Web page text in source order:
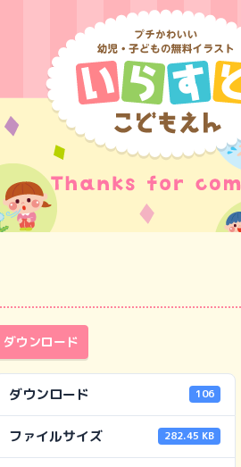
ダウンロード
ダウンロード 106
ファイルサイズ 282.45 KB